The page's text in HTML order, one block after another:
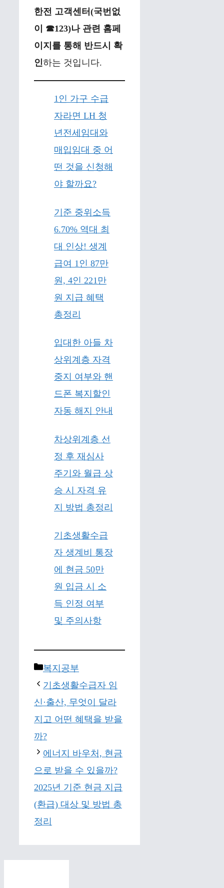
한전 고객센터(국번없
이 ☎123)나 관련 홈페
이지를 통해 반드시 확
인하는 것입니다.
1인 가구 수급
자라면 LH 청
년전세임대와
매입임대 중 어
떤 것을 신청해
야 할까요?
기준 중위소득
6.70% 역대 최
대 인상! 생계
급여 1인 87만
원, 4인 221만
원 지급 혜택
총정리
입대한 아들 차
상위계층 자격
중지 여부와 핸
드폰 복지할인
자동 해지 안내
차상위계층 선
정 후 재심사
주기와 월급 상
승 시 자격 유
지 방법 총정리
기초생활수급
자 생계비 통장
에 현금 50만
원 입금 시 소
득 인정 여부
및 주의사항
Categories
복지공부
기초생활수급자 임
신·출산, 무엇이 달라
지고 어떤 혜택을 받을
까?
에너지 바우처, 현금
으로 받을 수 있을까?
2025년 기준 현금 지급
(환급) 대상 및 방법 총
정리